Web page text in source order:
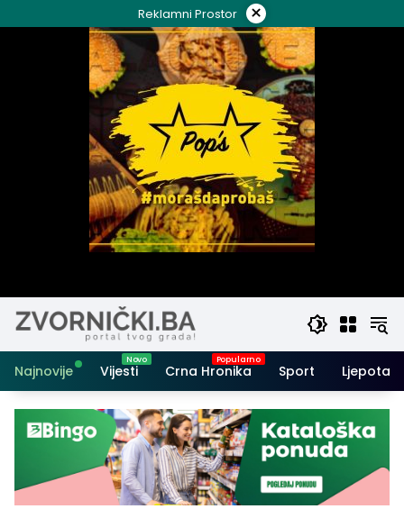
to
Reklamni Prostor ×
Najnovije Vijesti Crna Hronika Sport Ljepota i